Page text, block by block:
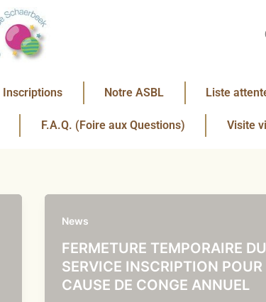
Inscriptions Notre ASBL Liste
F.A.Q. (Foire aux Questions) Visite
News
FERMETURE TEMPORAIRE DU
SERVICE INSCRIPTION POUR
CAUSE DE CONGE ANNUEL